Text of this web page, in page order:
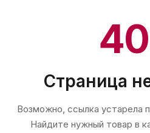
Страница
Возможно, ссылка устарела
Найдите нужный товар в